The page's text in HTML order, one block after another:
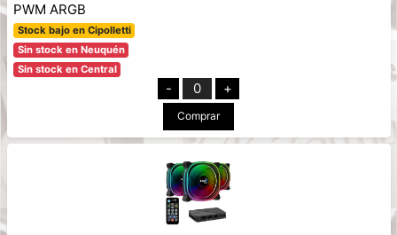
PWM ARGB
Stock bajo en Cipolletti
Sin stock en Neuquén
Sin stock en Central
- 0 +
Comprar